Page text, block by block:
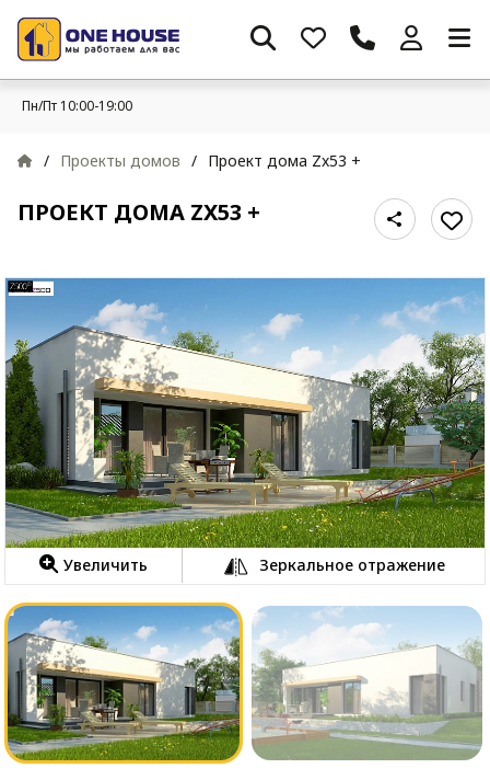
Пн/Пт 10:00-19:00
/ Проекты домов / Проект дома Zx53 +
ПРОЕКТ ДОМА ZX53 +
Увеличить Зеркальное отражение